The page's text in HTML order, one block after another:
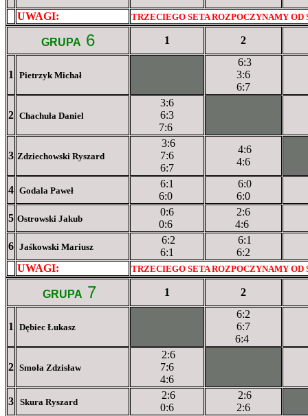
UWAGI:
TRZECIEGO SETA ROZPOCZYNAMY OD
GRUPA 6 1 2
1 Pietrzyk Michał
6:3
3:6
6:7
2 Chachuła Daniel
3:6
6:3
7:6
3 Zdziechowski Ryszard
3:6
7:6
6:7
4:6
4:6
4 Godala Paweł
6:1
6:0
6:0
6:0
5 Ostrowski Jakub
0:6
0:6
2:6
4:6
6 Jaśkowski Mariusz
6:2
6:1
6:1
6:2
UWAGI:
TRZECIEGO SETA ROZPOCZYNAMY
GRUPA 7 1 2
1 Dębiec Łukasz
6:2
6:7
6:4
2 Smoła Zdzisław
2:6
7:6
4:6
3 Skura Ryszard
2:6
0:6
2:6
2:6